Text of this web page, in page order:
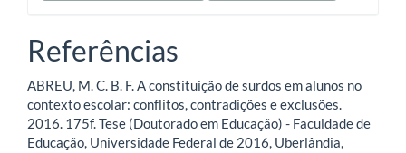
Referências
ABREU, M. C. B. F. A constituição de surdos em alunos no
contexto escolar: conflitos, contradições e exclusões.
2016. 175f. Tese (Doutorado em Educação) - Faculdade de
Educação, Universidade Federal de 2016, Uberlândia,